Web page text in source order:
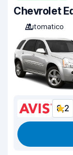
Chevrolet
Automatico
8,2